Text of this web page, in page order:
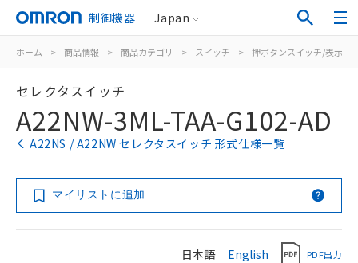
制御機器 Japan
ホーム > 商品情報 > 商品カテゴリ > スイッチ > 押ボタンスイッチ/表示灯
セレクタスイッチ
A22NW-3ML-TAA-G102-AD
A22NS / A22NW セレクタスイッチ 形式仕様一覧
マイリストに追加
日本語 English PDF出力